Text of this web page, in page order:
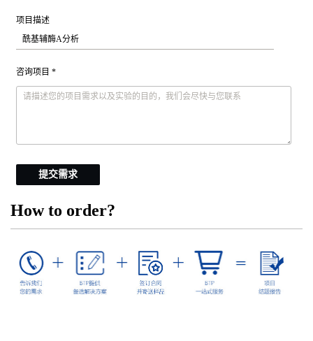
项目描述
咨询项目 *
提交需求
How to order?